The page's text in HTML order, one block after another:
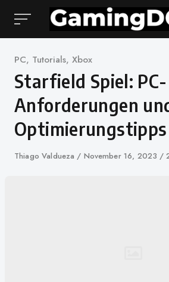
Inhalt
springen
Kategorie
PC, Tutorials, Xbox
Starfield Spiel: PC-
Anforderungen
Optimierungstipps
Autor
Thiago Valdueza
Veröffentlicht
November 16, 2023